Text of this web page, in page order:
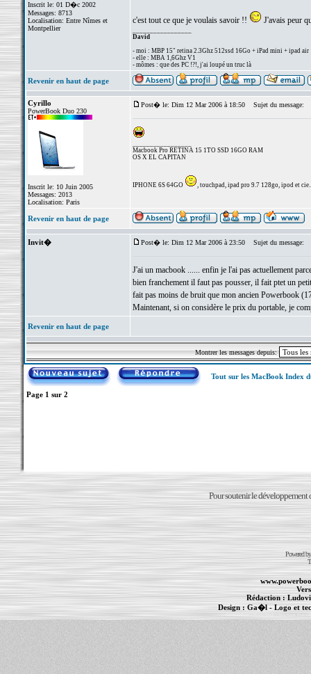
Inscrit le: 01 D�c 2002
Messages: 8713
Localisation: Entre Nîmes et
Montpellier
c'est tout ce que je voulais savoir !! J'avais peur
David
- moi : MBP 15" retina 2.3Ghz 512ssd 16Go + iPad mini + ipad air
- elle : MBA 1,6Ghz V1
- mômes : que des PC !?!, j'ai loupé un truc là
Revenir en haut de page
Cyrillo
PowerBook Duo 230
Inscrit le: 10 Juin 2005
Messages: 2013
Localisation: Paris
Post� le: Dim 12 Mar 2006 à 18:50 Sujet du message:
Macbook Pro RETINA 15 1TO SSD 16GO RAM
OS X EL CAPITAN
IPHONE 6S 64GO , touchpad, ipad pro 9.7 128go, ipod et
Revenir en haut de page
Invit� Post� le: Dim 12 Mar 2006 à 23:50 Sujet du message:
J'ai un macbook ...... enfin je l'ai pas actuellement
bien franchement il faut pas pousser, il fait ptet un
fait pas moins de bruit que mon ancien Powerbook
Maintenant, si on considère le prix du portable, je
Revenir en haut de page
Montrer les messages depuis:
Tout sur les MacBook Index
Page 1 sur 2
Pour soutenir le développement
Powered
Rédaction :
Design : Ga�l- Logo et